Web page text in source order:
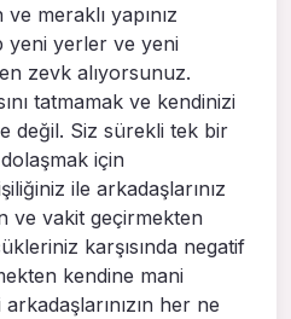
meraklı yapınız
yeni yerler ve yeni
zevk alıyorsunuz.
tatmamak ve kendinizi
değil. Siz sürekli tek bir
için
ile arkadaşlarınız
ve vakit geçirmekten
karşısında negatif
kendine mani
her ne